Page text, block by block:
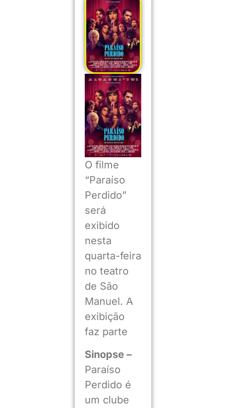
O filme
“Paraíso
Perdido”
será
exibido
nesta
quarta-feira
no teatro
de São
Manuel. A
exibição
faz parte
Sinopse –
Paraíso
Perdido é
um clube